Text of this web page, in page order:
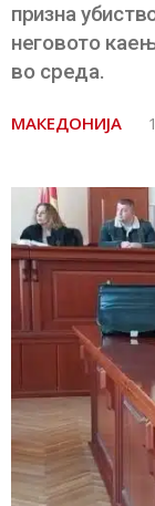
призна
неговото
во среда.
МАКЕДОНИЈА